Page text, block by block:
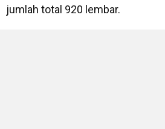
jumlah total 920 lembar.